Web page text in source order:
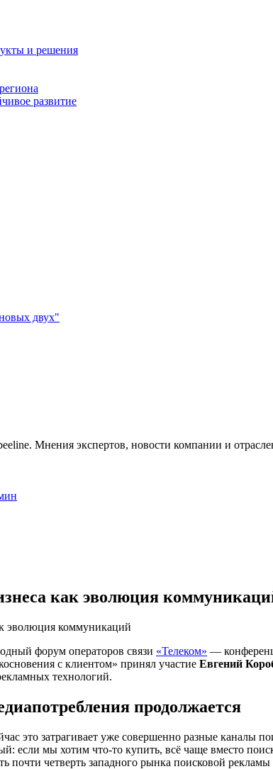
и решения
развитие
двух"
Мнения экспертов, новости компании и
как эволюция
форум операторов связи «Телеком» —
с клиентом» принял участие Евгений
технологий.
продолжается
это затрагивает уже совершенно разные
если мы хотим что-то купить, всё чаще вместо
почти четверть западного рынка поисковой